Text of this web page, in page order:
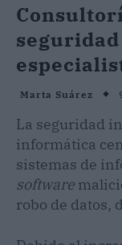
Marta Suárez
La seguridad
informática
sistemas de
software
robo de datos,